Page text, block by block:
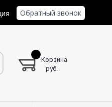
Обратный звонок
Корзина
руб.